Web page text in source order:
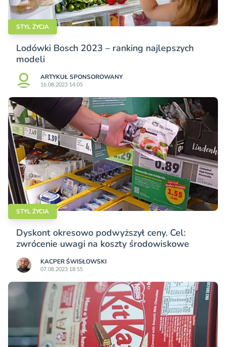
STYL ŻYCIA
Lodówki Bosch 2023 – ranking najlepszych
modeli
ARTYKUŁ SPONSOROWANY
16.08.2023 14:05
STYL ŻYCIA
Dyskont okresowo podwyższył ceny. Cel:
zwrócenie uwagi na koszty środowiskowe
KACPER ŚWISŁO­WSKI
07.08.2023 18:55